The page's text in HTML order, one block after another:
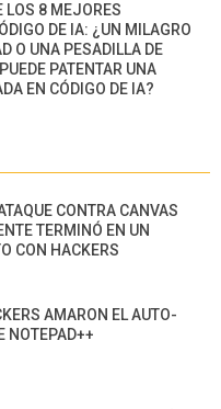
LOS 8 MEJORES
DE IA: ¿UN MILAGRO
O UNA PESADILLA DE
PATENTAR UNA
EN CÓDIGO DE IA?
CONTRA CANVAS
TERMINÓ EN UN
CON HACKERS
AMARON EL AUTO-
NOTEPAD++